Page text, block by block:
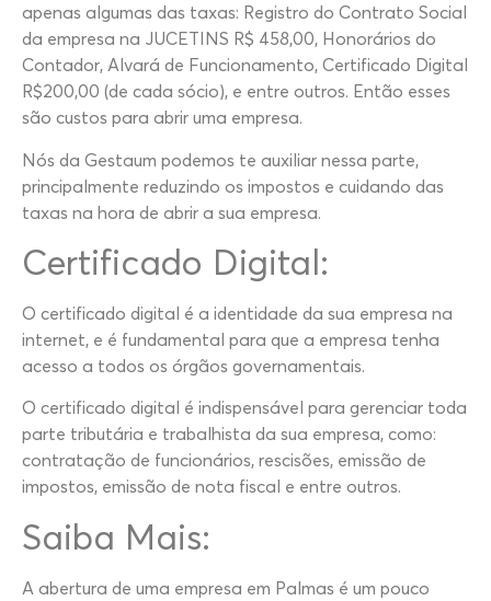
apenas algumas das taxas: Registro do Contrato Social
da empresa na JUCETINS R$ 458,00, Honorários do
Contador, Alvará de Funcionamento, Certificado Digital
R$200,00 (de cada sócio), e entre outros. Então esses
são custos para abrir uma empresa.
Nós da Gestaum podemos te auxiliar nessa parte,
principalmente reduzindo os impostos e cuidando das
taxas na hora de abrir a sua empresa.
Certificado Digital:
O certificado digital é a identidade da sua empresa na
internet, e é fundamental para que a empresa tenha
acesso a todos os órgãos governamentais.
O certificado digital é indispensável para gerenciar toda
parte tributária e trabalhista da sua empresa, como:
contratação de funcionários, rescisões, emissão de
impostos, emissão de nota fiscal e entre outros.
Saiba Mais:
A abertura de uma empresa em Palmas é um pouco